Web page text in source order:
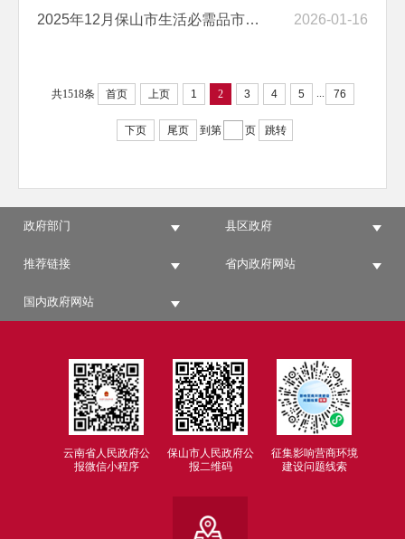
2025年12月保山市生活必需品市场运行情况 2026-01-16
共1518条 首页 上页 1 2 3 4 5 ... 76
下页 尾页 到第 页 跳转
政府部门 县区政府
推荐链接 省内政府网站
国内政府网站
云南省人民政府公
报微信小程序
保山市人民政府公
报二维码
征集影响营商环境
建设问题线索